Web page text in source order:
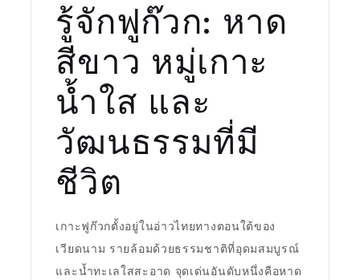
รู้จักฟูก๊วก: หาด
สีขาว หมู่เกาะ
น้ำใส และ
วัฒนธรรมที่มี
ชีวิต
เกาะฟูก๊วกตั้งอยู่ในอ่าวไทยทางตอนใต้ของ
เวียดนาม รายล้อมด้วยธรรมชาติที่อุดมสมบูรณ์
และน้ำทะเลใสสะอาด จุดเด่นอันดับหนึ่งคือหาด